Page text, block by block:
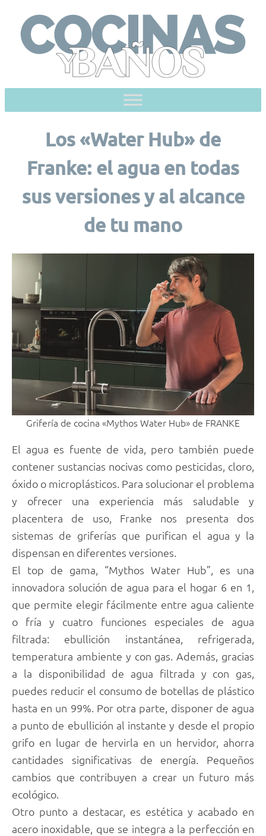
content
Los «Water Hub» de
Franke: el agua en todas
sus versiones y al alcance
de tu mano
Grifería de cocina «Mythos Water Hub» de FRANKE
El agua es fuente de vida, pero también puede
contener sustancias nocivas como pesticidas, cloro,
óxido o microplásticos. Para solucionar el problema
y ofrecer una experiencia más saludable y
placentera de uso, Franke nos presenta dos
sistemas de griferías que purifican el agua y la
dispensan en diferentes versiones.
El top de gama, “Mythos Water Hub”, es una
innovadora solución de agua para el hogar 6 en 1,
que permite elegir fácilmente entre agua caliente
o fría y cuatro funciones especiales de agua
filtrada: ebullición instantánea, refrigerada,
temperatura ambiente y con gas. Además, gracias
a la disponibilidad de agua filtrada y con gas,
puedes reducir el consumo de botellas de plástico
hasta en un 99%. Por otra parte, disponer de agua
a punto de ebullición al instante y desde el propio
grifo en lugar de hervirla en un hervidor, ahorra
cantidades significativas de energía. Pequeños
cambios que contribuyen a crear un futuro más
ecológico.
Otro punto a destacar, es estética y acabado en
acero inoxidable, que se integra a la perfección en